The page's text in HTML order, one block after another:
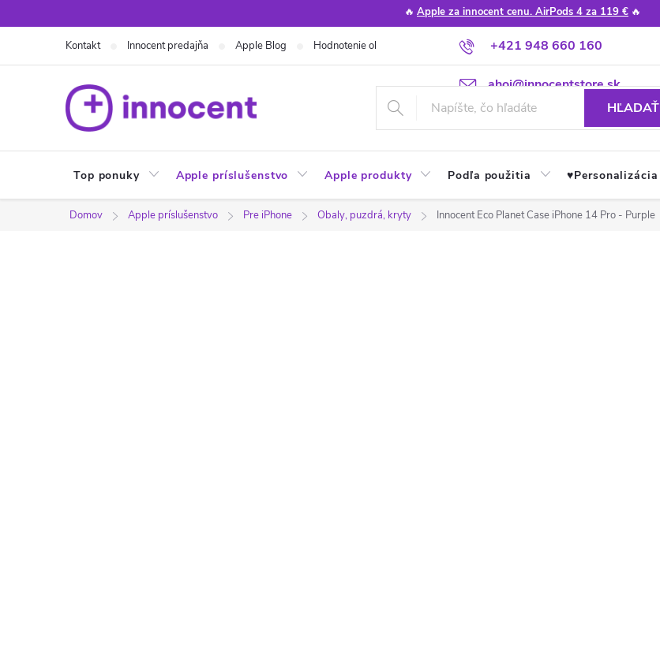
na
🔥 Apple za innocent cenu. AirPods 4 za 119 € 🔥
+421 948 660 160
ahoj@innocentstore.sk
Kontakt Innocent predajňa Apple Blog Hodnotenie obchodu Poradňa Apple návody a tipy
HĽADAŤ
Top ponuky Apple príslušenstvo Apple produkty Podľa použitia ♥︎Personalizácia
Domov Apple príslušenstvo Pre iPhone Obaly, puzdrá, kryty Innocent Eco Planet Case iPhone 14 Pro - Purple